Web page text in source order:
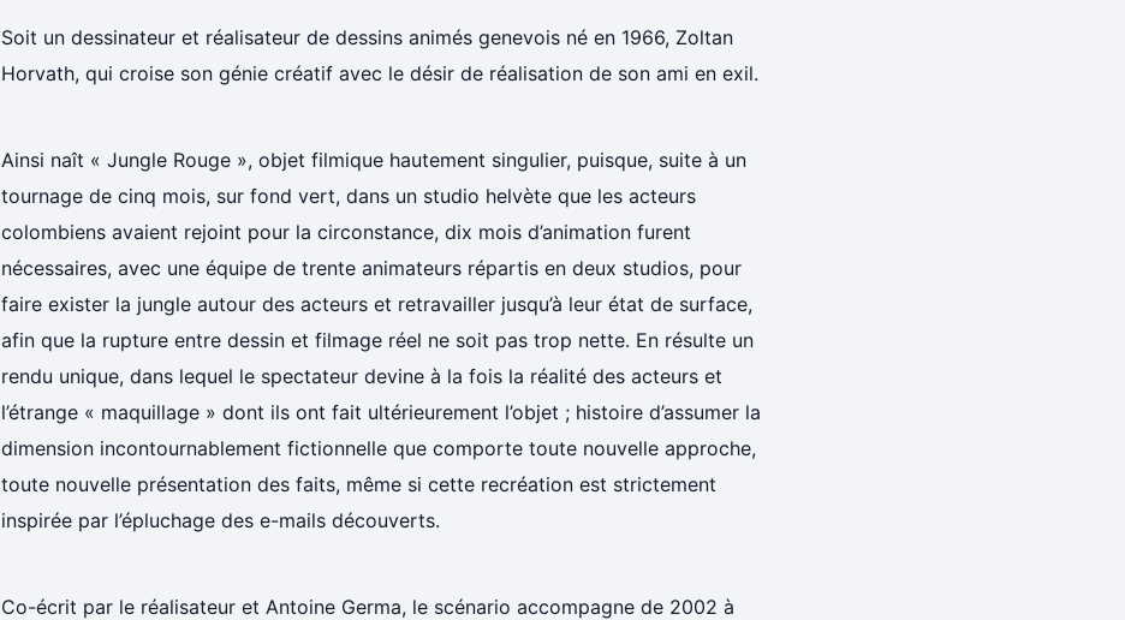
Soit un dessinateur et réalisateur de dessins animés genevois né en 1966, Zoltan
Horvath, qui croise son génie créatif avec le désir de réalisation de son ami en exil.
Ainsi naît « Jungle Rouge », objet filmique hautement singulier, puisque, suite à un
tournage de cinq mois, sur fond vert, dans un studio helvète que les acteurs
colombiens avaient rejoint pour la circonstance, dix mois d’animation furent
nécessaires, avec une équipe de trente animateurs répartis en deux studios, pour
faire exister la jungle autour des acteurs et retravailler jusqu’à leur état de surface,
afin que la rupture entre dessin et filmage réel ne soit pas trop nette. En résulte un
rendu unique, dans lequel le spectateur devine à la fois la réalité des acteurs et
l’étrange « maquillage » dont ils ont fait ultérieurement l’objet ; histoire d’assumer la
dimension incontournablement fictionnelle que comporte toute nouvelle approche,
toute nouvelle présentation des faits, même si cette recréation est strictement
inspirée par l’épluchage des e-mails découverts.
Co-écrit par le réalisateur et Antoine Germa, le scénario accompagne de 2002 à